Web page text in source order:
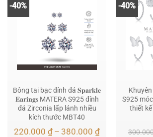
-40%
Bông tai bạc đính đá 𝐒𝐩𝐚𝐫𝐤𝐥𝐞
𝐄𝐚𝐫𝐢𝐧𝐠𝐬 MATERA S925 đính
đá Zirconia lấp lánh nhiều
kích thước MBT40
220.000 ₫ – 380.000 ₫Khoảng
-40%
S925
thiết